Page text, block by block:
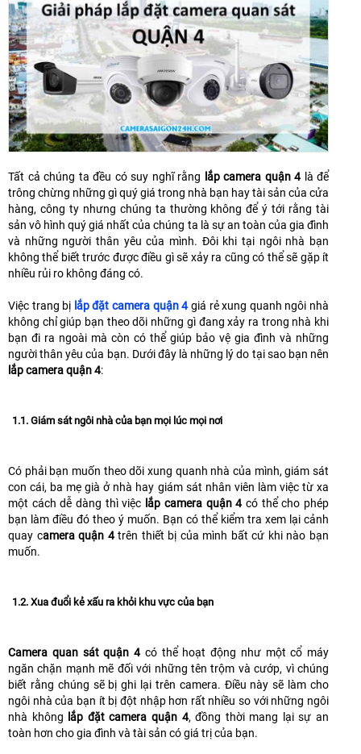
Tất cả chúng ta đều có suy nghĩ rằng lắp camera quận 4 là để
trông chừng những gì quý giá trong nhà bạn hay tài sản của cửa
hàng, công ty nhưng chúng ta thường không để ý tới rằng tài
sản vô hình quý giá nhất của chúng ta là sự an toàn của gia đình
và những người thân yêu của mình. Đôi khi tại ngôi nhà bạn
không thể biết trước được điều gì sẽ xảy ra cũng có thể sẽ gặp ít
nhiều rủi ro không đáng có.
Việc trang bị lắp đặt camera quận 4giá rẻ xung quanh ngôi nhà
không chỉ giúp bạn theo dõi những gì đang xảy ra trong nhà khi
bạn đi ra ngoài mà còn có thể giúp bảo vệ gia đình và những
người thân yêu của bạn. Dưới đây là những lý do tại sao bạn nên
lắp camera quận 4:
1.1. Giám sát ngôi nhà của bạn mọi lúc mọi nơi
Có phải bạn muốn theo dõi xung quanh nhà của mình, giám sát
con cái, ba mẹ già ở nhà hay giám sát nhân viên làm việc từ xa
một cách dễ dàng thì việc lắp camera quận 4có thể cho phép
bạn làm điều đó theo ý muốn. Bạn có thể kiểm tra xem lại cảnh
quay camera quận 4trên thiết bị của mình bất cứ khi nào bạn
muốn.
1.2. Xua đuổi kẻ xấu ra khỏi khu vực của bạn
Camera quan sát quận 4có thể hoạt động như một cổ máy
ngăn chặn mạnh mẽ đối với những tên trộm và cướp, vì chúng
biết rằng chúng sẽ bị ghi lại trên camera. Điều này sẽ làm cho
ngôi nhà của bạn ít bị đột nhập hơn rất nhiều so với những ngôi
nhà không lắp đặt camera quận 4, đồng thời mang lại sự an
toàn hơn cho gia đình và tài sản có giá trị của bạn.